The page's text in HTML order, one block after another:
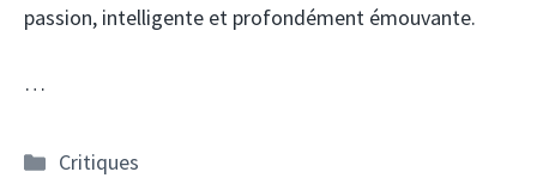
passion, intelligente et profondément émouvante.
…
Catégories
Critiques